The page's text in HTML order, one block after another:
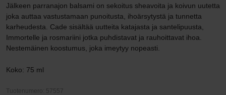
Jälkeen parranajon balsami on sekoitus sheavoita ja koivun uutetta
joka auttaa vastustamaan punoitusta, ihoärsytystä ja tunnetta
karheudesta. Cade sisältää uutteita katajasta ja santelipuusta,
Immortelle ja rosmariini jotka puhdistavat ja rauhoittavat ihoa.
Nestemäinen koostumus, joka imeytyy nopeasti.
Koko: 75 ml
Tuotenumero: 57557